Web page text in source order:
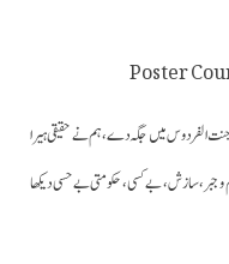
Poster
الفردوس میں جگہ دے، ہم نے حقیقی ہیرا
جبر، سازش، بے کسی، حکومتی بے حسی دیکھا